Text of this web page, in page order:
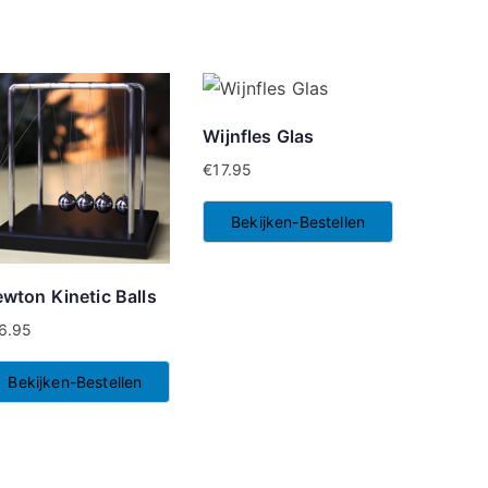
Kinetic Balls
Bekijken-Bestellen
Wijnfles Glas
€17.95
Bekijken-Bestellen